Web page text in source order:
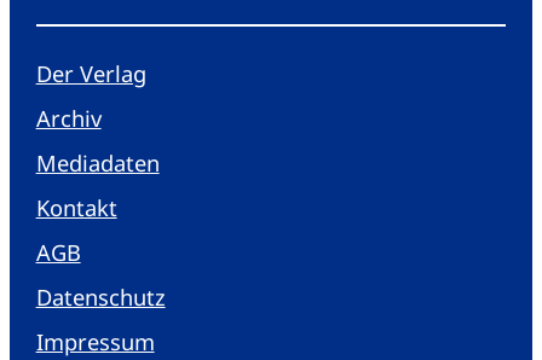
Der Verlag
Archiv
Mediadaten
Kontakt
AGB
Datenschutz
Impressum